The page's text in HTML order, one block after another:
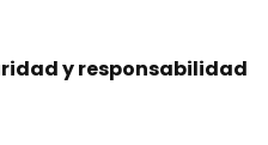
y responsabilidad